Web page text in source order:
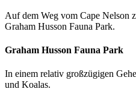
Auf dem Weg vom Cape Nelson
Graham Husson Fauna Park.
Graham Husson Fauna Park
In einem relativ großzügigen
und Koalas.